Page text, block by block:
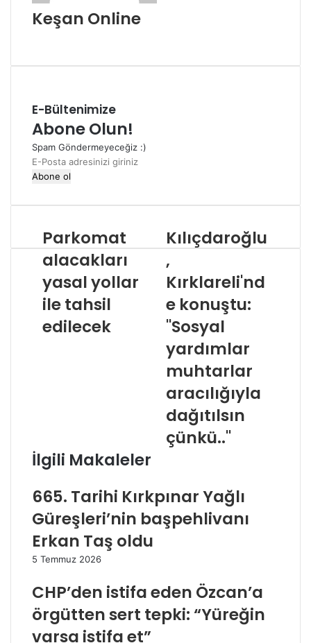
Keşan Online
E-Bültenimize
Abone Olun!
Spam Göndermeyeceğiz :)
E-
Posta
giriniz
Parkomat
alacakları
yasal yollar
ile tahsil
edilecek
Kılıçdaroğlu
,
Kırklareli'nd
e konuştu:
"Sosyal
yardımlar
muhtarlar
aracılığıyla
dağıtılsın
çünkü.."
İlgili Makaleler
665. Tarihi Kırkpınar Yağlı
Güreşleri’nin başpehlivanı
Erkan Taş oldu
5 Temmuz 2026
CHP’den istifa eden Özcan’a
örgütten sert tepki: “Yüreğin
varsa istifa et”